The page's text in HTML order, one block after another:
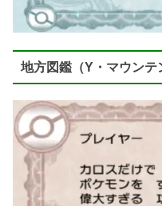
地方図鑑（Y・マウンテ